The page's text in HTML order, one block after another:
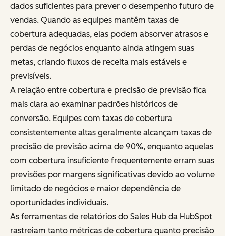
dados suficientes para prever o desempenho futuro de
vendas. Quando as equipes mantêm taxas de
cobertura adequadas, elas podem absorver atrasos e
perdas de negócios enquanto ainda atingem suas
metas, criando fluxos de receita mais estáveis e
previsíveis.
A relação entre cobertura e precisão de previsão fica
mais clara ao examinar padrões históricos de
conversão. Equipes com taxas de cobertura
consistentemente altas geralmente alcançam taxas de
precisão de previsão acima de 90%, enquanto aquelas
com cobertura insuficiente frequentemente erram suas
previsões por margens significativas devido ao volume
limitado de negócios e maior dependência de
oportunidades individuais.
As ferramentas de relatórios do Sales Hub da HubSpot
rastreiam tanto métricas de cobertura quanto precisão